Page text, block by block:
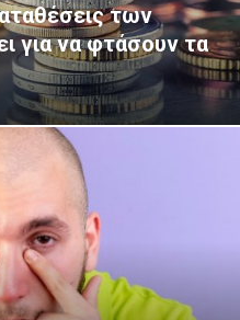
των
για να φτάσουν τα